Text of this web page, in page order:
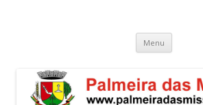
Menu Pular
o